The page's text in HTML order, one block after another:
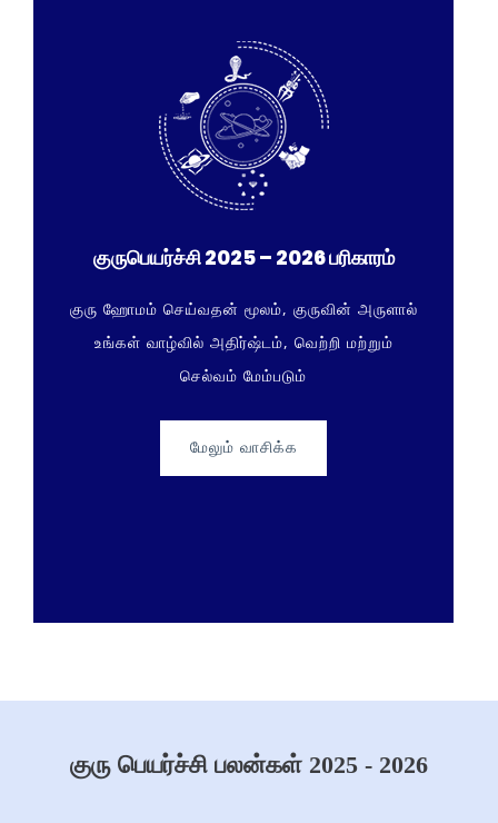
குருபெயர்ச்சி 2025 – 2026 பரிகாரம்
குரு ஹோமம் செய்வதன் மூலம், குருவின் அருளால்
உங்கள் வாழ்வில் அதிர்ஷ்டம், வெற்றி மற்றும்
செல்வம் மேம்படும்
மேலும் வாசிக்க
குரு பெயர்ச்சி பலன்கள் 2025 - 2026